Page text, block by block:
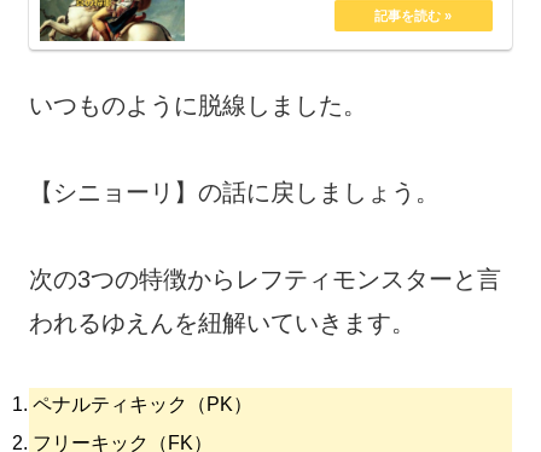
いつものように脱線しました。
【シニョーリ】の話に戻しましょう。
次の3つの特徴からレフティモンスターと言
われるゆえんを紐解いていきます。
ペナルティキック（PK）
フリーキック（FK）